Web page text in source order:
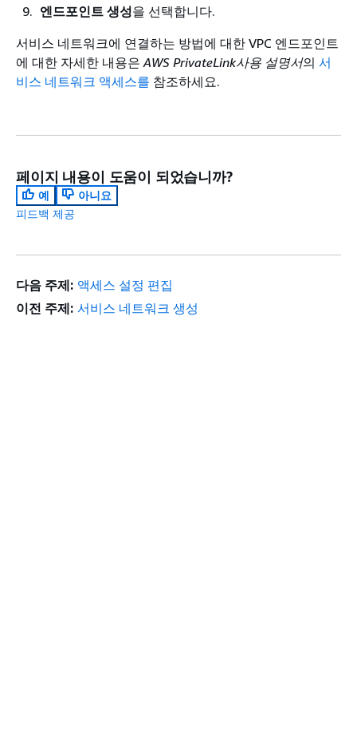
엔드포인트 생성을 선택합니다.
서비스 네트워크에 연결하는 방법에 대한 VPC 엔드포인트
에 대한 자세한 내용은AWS PrivateLink사용 설명서의 서
비스 네트워크 액세스를 참조하세요.
페이지 내용이 도움이 되었습니까?
예
아니요
피드백 제공
다음 주제: 액세스 설정 편집
이전 주제: 서비스 네트워크 생성